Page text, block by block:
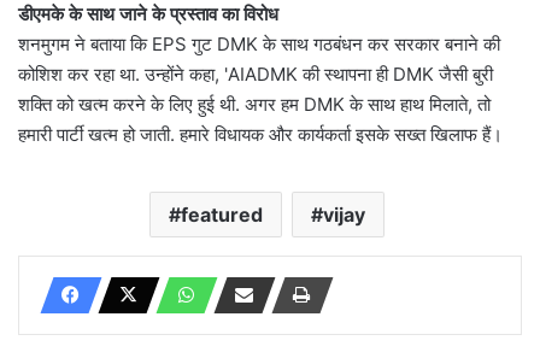
डीएमके के साथ जाने के प्रस्ताव का विरोध
शनमुगम ने बताया कि EPS गुट DMK के साथ गठबंधन कर सरकार बनाने की
कोशिश कर रहा था. उन्होंने कहा, 'AIADMK की स्थापना ही DMK जैसी बुरी
शक्ति को खत्म करने के लिए हुई थी. अगर हम DMK के साथ हाथ मिलाते, तो
हमारी पार्टी खत्म हो जाती. हमारे विधायक और कार्यकर्ता इसके सख्त खिलाफ हैं।
featured vijay